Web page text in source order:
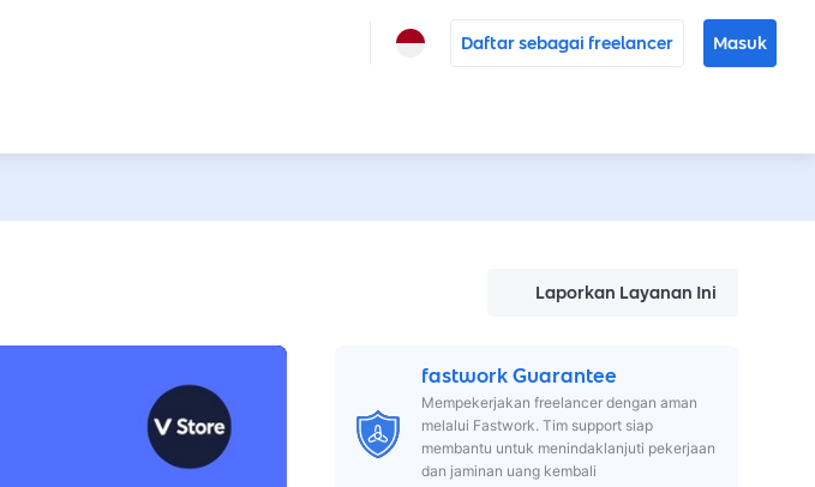
Daftar sebagai freelancer Masuk
Laporkan Layanan Ini
fastwork Guarantee
Mempekerjakan freelancer dengan aman
melalui Fastwork. Tim support siap
membantu untuk menindaklanjuti pekerjaan
dan jaminan uang kembali